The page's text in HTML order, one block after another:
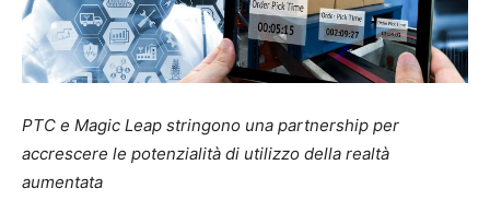
PTC e Magic Leap stringono una partnership per
accrescere le potenzialità di utilizzo della realtà
aumentata